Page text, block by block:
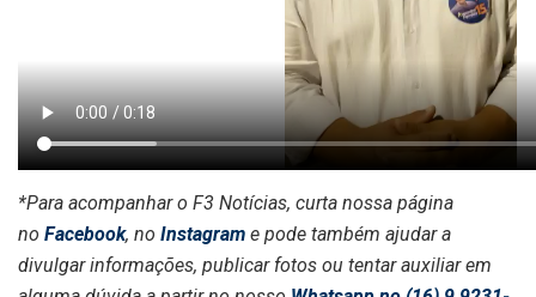
*Para acompanhar o F3 Notícias, curta nossa página
no Facebook, no Instagram e pode também ajudar a
divulgar informações, publicar fotos ou tentar auxiliar em